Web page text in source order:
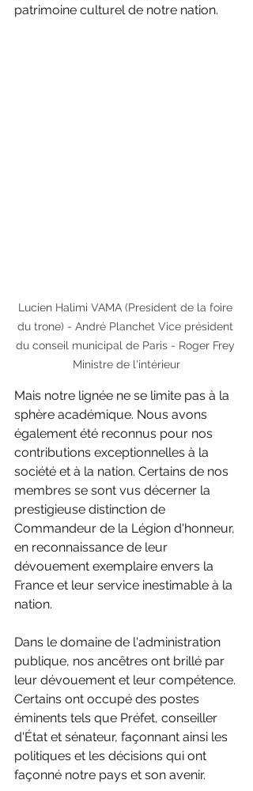
patrimoine culturel de notre nation.
Lucien Halimi VAMA (President de la foire
du trone) - André Planchet Vice président
du conseil municipal de Paris - Roger Frey
Ministre de l'intérieur
Mais notre lignée ne se limite pas à la
sphère académique. Nous avons
également été reconnus pour nos
contributions exceptionnelles à la
société et à la nation. Certains de nos
membres se sont vus décerner la
prestigieuse distinction de
Commandeur de la Légion d'honneur,
en reconnaissance de leur
dévouement exemplaire envers la
France et leur service inestimable à la
nation.
Dans le domaine de l'administration
publique, nos ancêtres ont brillé par
leur dévouement et leur compétence.
Certains ont occupé des postes
éminents tels que Préfet, conseiller
d'État et sénateur, façonnant ainsi les
politiques et les décisions qui ont
façonné notre pays et son avenir.